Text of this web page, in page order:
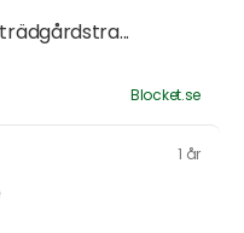
Blocket.se
1 år